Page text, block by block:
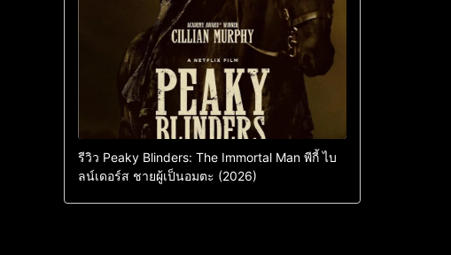
รีวิว Peaky Blinders: The Immortal Man พีกี้ ไบ
ลน์เดอร์ส ชายผู้เป็นอมตะ (2026)